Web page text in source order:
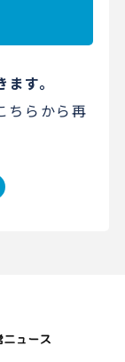
す。
ちらから再